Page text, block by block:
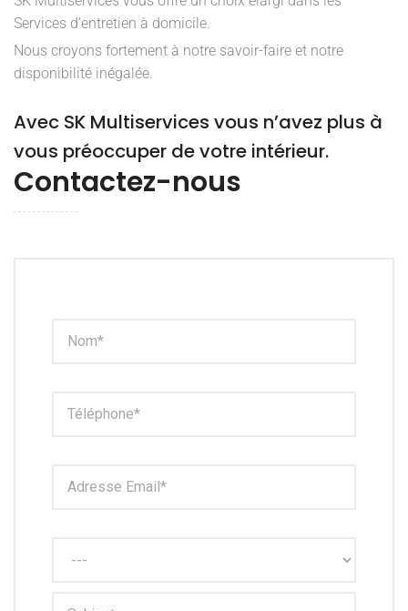
Services d’entretien à domicile.
Nous croyons fortement à notre savoir-faire et notre
disponibilité inégalée.
Avec SK Multiservices vous n’avez plus à
vous préoccuper de votre intérieur.
Contactez-nous